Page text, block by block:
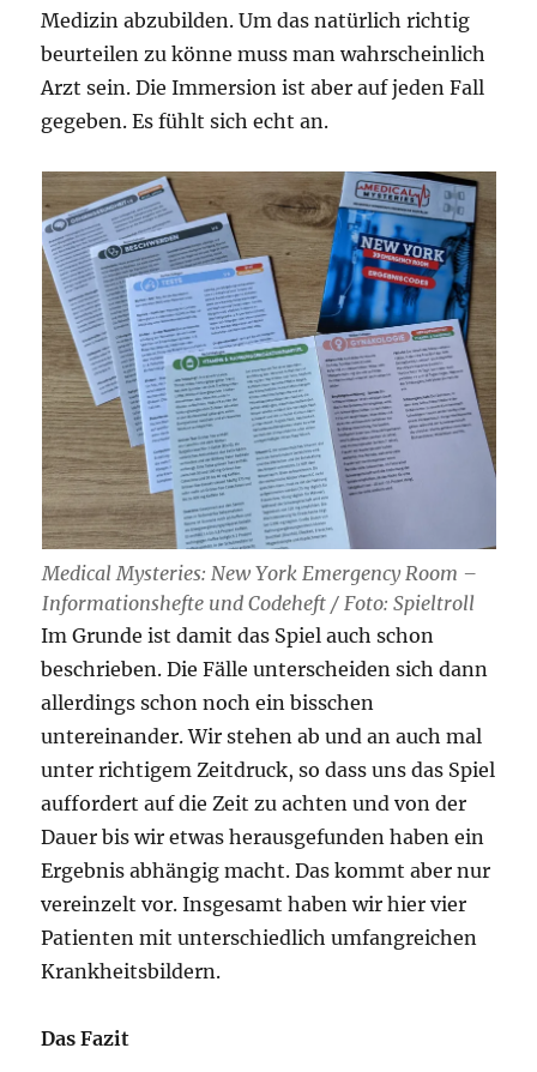
Medizin abzubilden. Um das natürlich richtig
beurteilen zu könne muss man wahrscheinlich
Arzt sein. Die Immersion ist aber auf jeden Fall
gegeben. Es fühlt sich echt an.
Medical Mysteries: New York Emergency Room –
Informationshefte und Codeheft / Foto: Spieltroll
Im Grunde ist damit das Spiel auch schon
beschrieben. Die Fälle unterscheiden sich dann
allerdings schon noch ein bisschen
untereinander. Wir stehen ab und an auch mal
unter richtigem Zeitdruck, so dass uns das Spiel
auffordert auf die Zeit zu achten und von der
Dauer bis wir etwas herausgefunden haben ein
Ergebnis abhängig macht. Das kommt aber nur
vereinzelt vor. Insgesamt haben wir hier vier
Patienten mit unterschiedlich umfangreichen
Krankheitsbildern.
Das Fazit